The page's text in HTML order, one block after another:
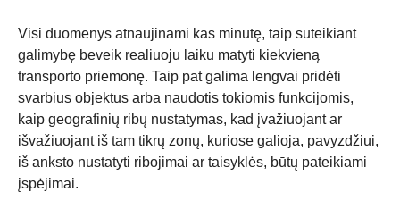
Visi duomenys atnaujinami kas minutę, taip suteikiant
galimybę beveik realiuoju laiku matyti kiekvieną
transporto priemonę. Taip pat galima lengvai pridėti
svarbius objektus arba naudotis tokiomis funkcijomis,
kaip geografinių ribų nustatymas, kad įvažiuojant ar
išvažiuojant iš tam tikrų zonų, kuriose galioja, pavyzdžiui,
iš anksto nustatyti ribojimai ar taisyklės, būtų pateikiami
įspėjimai.